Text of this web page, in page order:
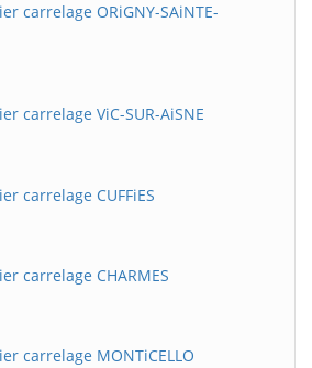
carrelage ORiGNY-SAiNTE-
carrelage ViC-SUR-AiSNE
carrelage CUFFiES
carrelage CHARMES
carrelage MONTiCELLO